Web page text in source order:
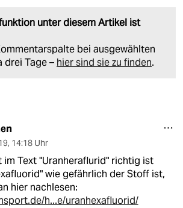
unter diesem Artikel ist
bei ausgewählten
drei Tage – hier sind sie zu finden.
, 14:18 Uhr
im Text "Uranheraflurid" richtig ist
wie gefährlich der Stoff ist,
hier nachlesen:
h...e/uranhexafluorid/